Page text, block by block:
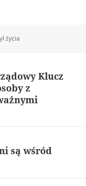
życia
Klucz
z
są wśród